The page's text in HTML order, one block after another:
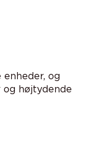
og
og højtydende